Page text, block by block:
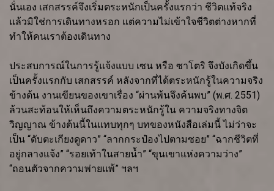
นั่นเอง เสกสรรค์จึงเริ่มตระหนักเป็นครั้งแรกว่า ชีวิตแท้จริง
แล้วมิใช่การเดินทางหรอก แต่ความไม่เข้าใจชีวิตต่างหากที่
ทำให้คนเราต้องเดินทาง
ประสบการณ์ในการรู้แจ้งแบบ เซน หรือ ซาโตริ จึงบังเกิดขึ้น
เป็นครั้งแรกกับ เสกสรรค์ หลังจากที่ได้ตระหนักรู้ในความจริง
ข้างต้น งานเขียนของเขาเรื่อง “ผ่านพ้นจึงค้นพบ” (พ.ศ. 2551)
ล้วนสะท้อนให้เห็นถึงความตระหนักรู้ใน ความจริงทางจิต
วิญญาณ ข้างต้นนี้ในแทบทุกๆ บทของหนังสือเล่มนี้ ไม่ว่าจะ
เป็น “ดับตะเกียงดูดาว” “ลากกระป๋องไปตามซอย” “ฉากชีวิตที่
อยู่กลางแจ้ง” “รอยเท้าในสายน้ำ” “ขุนเขาแห่งความว่าง”
“ถอนตัวจากความพ่ายแพ้” ฯลฯ